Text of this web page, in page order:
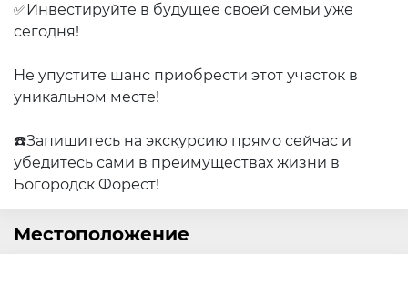
✅Инвестируйте в будущее своей семьи уже
сегодня!
Не упустите шанс приобрести этот участок в
уникальном месте!
☎️Запишитесь на экскурсию прямо сейчас и
убедитесь сами в преимуществах жизни в
Богородск Форест!
Местоположение